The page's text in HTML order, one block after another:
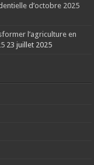
d’octobre 2025
l’agriculture en
23 juillet 2025